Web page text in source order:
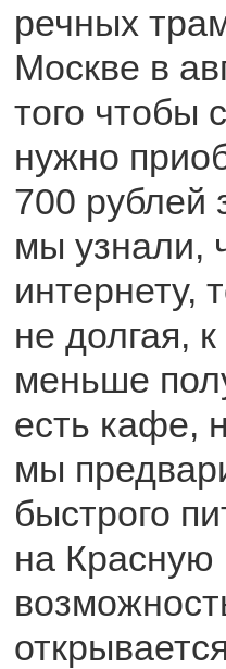
речных
Москве в
того чтобы
нужно
700 рублей
мы узнали,
интернету,
не долгая,
меньше
есть кафе,
мы
быстрого
на Красную